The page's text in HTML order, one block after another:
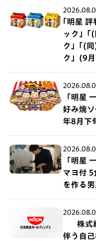
｢明星 評
ック」｢
ク」｢(
ク」(9
「明星
好み焼
年8月下
「明星
マヨ付 5
を作る
株式
伴う自